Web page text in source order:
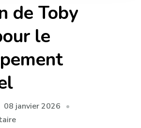
de Toby
le
08 janvier 2026
sur